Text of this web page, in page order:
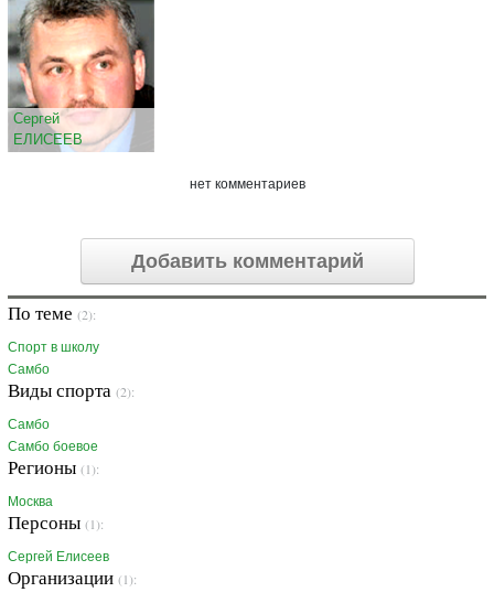
Сергей
ЕЛИСЕЕВ
нет комментариев
Добавить комментарий
По теме (2):
Спорт в школу
Самбо
Виды спорта (2):
Самбо
Самбо боевое
Регионы (1):
Москва
Персоны (1):
Сергей Елисеев
Организации (1):